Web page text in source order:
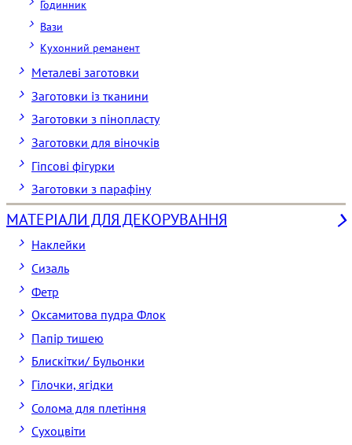
Годинник
Вази
Кухонний реманент
Металеві заготовки
Заготовки із тканини
Заготовки з пінопласту
Заготовки для віночків
Гіпсові фігурки
Заготовки з парафіну
МАТЕРІАЛИ ДЛЯ ДЕКОРУВАННЯ
Наклейки
Сизаль
Фетр
Оксамитова пудра Флок
Папір тишею
Блискітки/ Бульонки
Гілочки, ягідки
Солома для плетіння
Cухоцвіти